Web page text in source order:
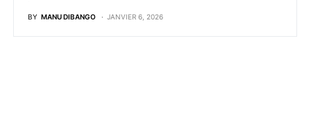
BY MANU DIBANGO JANVIER 6, 2026